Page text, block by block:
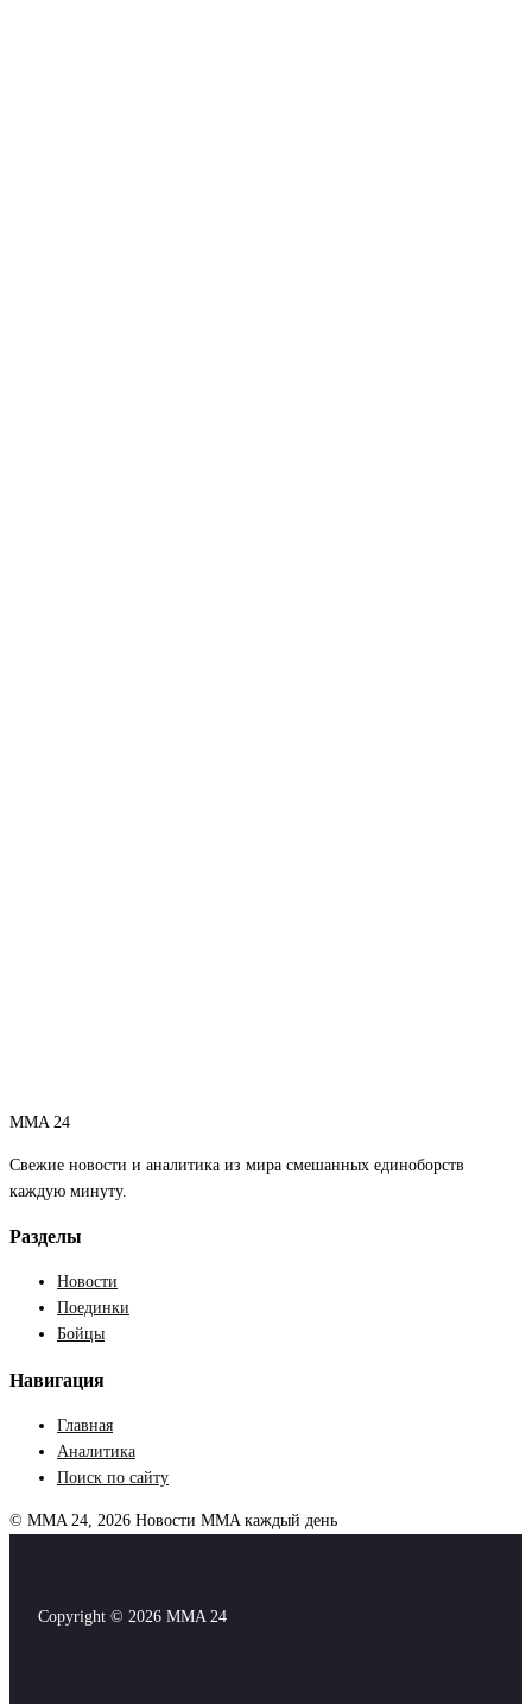
MMA 24
Свежие новости и аналитика из мира смешанных единоборств
каждую минуту.
Разделы
Новости
Поединки
Бойцы
Навигация
Главная
Аналитика
Поиск по сайту
© MMA 24, 2026 Новости MMA каждый день
Copyright © 2026 MMA 24